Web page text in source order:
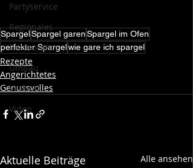
Partyservice
Regionales
Restaurant
Umbau
Verkauf
Video
SpargelSpargel garenSpargel im Ofen
perfekter Spargelwie gare ich spargel
Rezepte
Angerichtetes
Genussvolles
Aktuelle Beiträge Alle ansehen